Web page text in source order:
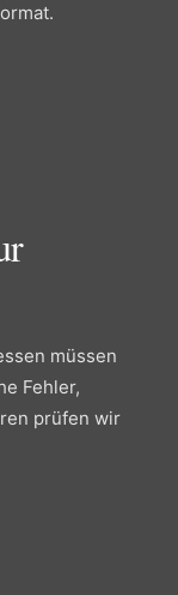
müssen
Fehler,
prüfen wir